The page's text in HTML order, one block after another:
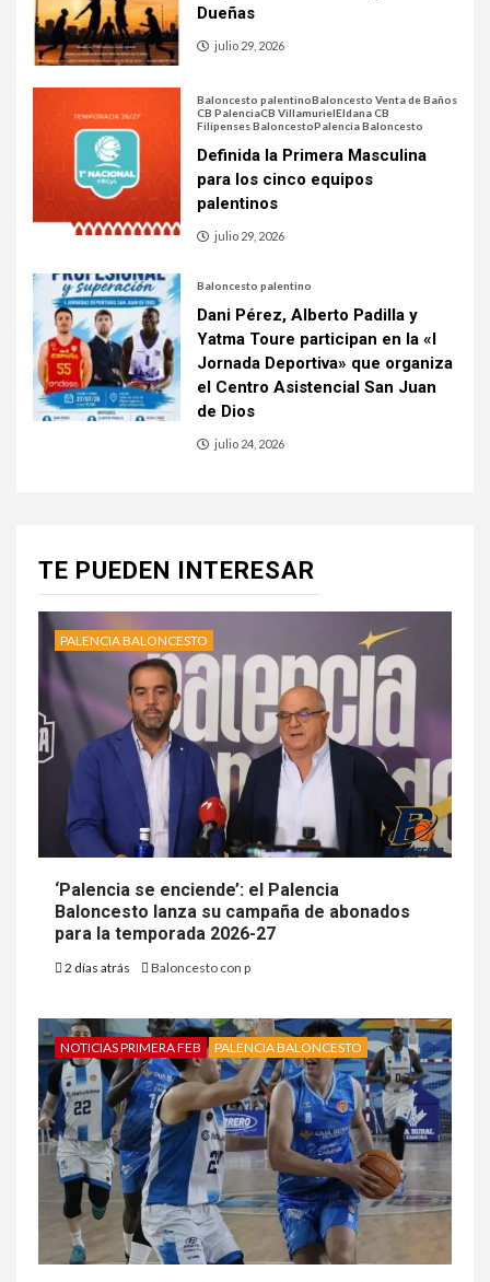
Dueñas
julio 29, 2026
Baloncesto palentinoBaloncesto Venta de Baños
CB PalenciaCB VillamurielEldana CB
Filipenses BaloncestoPalencia Baloncesto
Definida la Primera Masculina
para los cinco equipos
palentinos
julio 29, 2026
Baloncesto palentino
Dani Pérez, Alberto Padilla y
Yatma Toure participan en la «I
Jornada Deportiva» que organiza
el Centro Asistencial San Juan
de Dios
julio 24, 2026
TE PUEDEN INTERESAR
PALENCIA BALONCESTO
‘Palencia se enciende’: el Palencia
Baloncesto lanza su campaña de abonados
para la temporada 2026-27
2 días atrás Baloncesto con p
NOTICIAS PRIMERA FEB PALENCIA BALONCESTO